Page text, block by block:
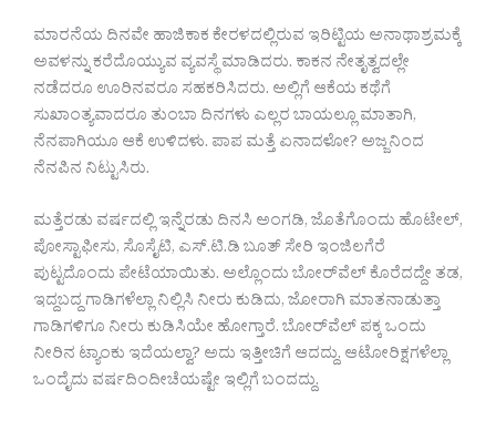
ಮಾರನೆಯ ದಿನವೇ ಹಾಜಿಕಾಕ ಕೇರಳದಲ್ಲಿರುವ ಇರಿಟ್ಟಿಯ ಅನಾಥಾಶ್ರಮಕ್ಕೆ
ಅವಳನ್ನು ಕರೆದೊಯ್ಯುವ ವ್ಯವಸ್ಥೆ ಮಾಡಿದರು. ಕಾಕನ ನೇತೃತ್ವದಲ್ಲೇ
ನಡೆದರೂ ಊರಿನವರೂ ಸಹಕರಿಸಿದರು. ಅಲ್ಲಿಗೆ ಆಕೆಯ ಕಥೆಗೆ
ಸುಖಾಂತ್ಯವಾದರೂ ತುಂಬಾ ದಿನಗಳು ಎಲ್ಲರ ಬಾಯಲ್ಲೂ ಮಾತಾಗಿ,
ನೆನಪಾಗಿಯೂ ಆಕೆ ಉಳಿದಳು. ಪಾಪ ಮತ್ತೆ ಏನಾದಳೋ? ಅಜ್ಜನಿಂದ
ನೆನಪಿನ ನಿಟ್ಟುಸಿರು.
ಮತ್ತೆರಡು ವರ್ಷದಲ್ಲಿ ಇನ್ನೆರಡು ದಿನಸಿ ಅಂಗಡಿ, ಜೊತೆಗೊಂದು ಹೊಟೇಲ್,
ಪೋಸ್ಟಾಫೀಸು, ಸೊಸೈಟಿ, ಎಸ್.ಟಿ.ಡಿ ಬೂತ್ ಸೇರಿ ಇಂಜಿಲಗೆರೆ
ಪುಟ್ಟದೊಂದು ಪೇಟೆಯಾಯಿತು. ಅಲ್ಲೊಂದು ಬೋರ್‌ವೆಲ್ ಕೊರೆದದ್ದೇ ತಡ,
ಇದ್ದಬದ್ದ ಗಾಡಿಗಳೆಲ್ಲಾ ನಿಲ್ಲಿಸಿ ನೀರು ಕುಡಿದು, ಜೋರಾಗಿ ಮಾತನಾಡುತ್ತಾ
ಗಾಡಿಗಳಿಗೂ ನೀರು ಕುಡಿಸಿಯೇ ಹೋಗ್ತಾರೆ. ಬೋರ್‌ವೆಲ್ ಪಕ್ಕ ಒಂದು
ನೀರಿನ ಟ್ಯಾಂಕು ಇದೆಯಲ್ವಾ? ಅದು ಇತ್ತೀಚಿಗೆ ಆದದ್ದು. ಆಟೋರಿಕ್ಷಗಳೆಲ್ಲಾ
ಒಂದೈದು ವರ್ಷದಿಂದೀಚೆಯಷ್ಟೇ ಇಲ್ಲಿಗೆ ಬಂದದ್ದು.